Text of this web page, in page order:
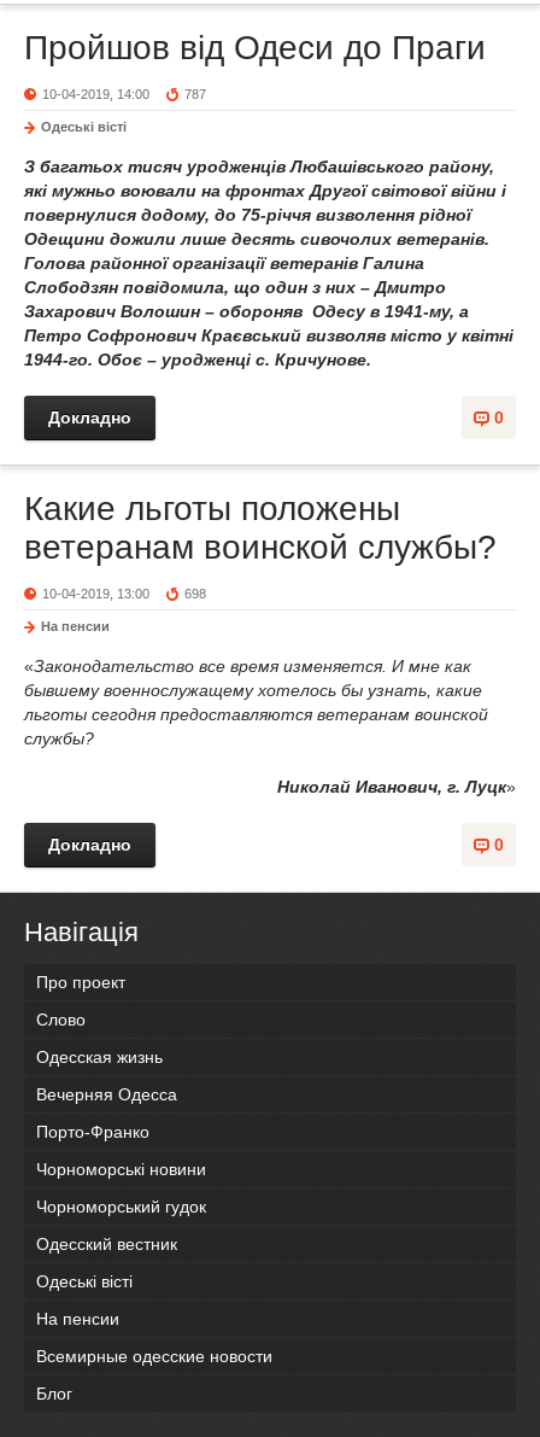
Пройшов від Одеси до Праги
10-04-2019, 14:00 787
Одеськi вiстi
З багатьох тисяч уродженців Любашівського району,
які мужньо воювали на фронтах Другої світової війни і
повернулися додому, до 75-річчя визволення рідної
Одещини дожили лише десять сивочолих ветеранів.
Голова районної організації ветеранів Галина
Слободзян повідомила, що один з них – Дмитро
Захарович Волошин – обороняв Одесу в 1941-му, а
Петро Софронович Краєвський визволяв місто у квітні
1944-го. Обоє – уродженці с. Кричунове.
0
Докладно
Какие льготы положены
ветеранам воинской службы?
10-04-2019, 13:00 698
На пенсии
«Законодательство все время изменяется. И мне как
бывшему военнослужащему хотелось бы узнать, какие
льготы сегодня предоставляются ветеранам воинской
службы?
Николай Иванович, г. Луцк»
0
Докладно
Навігація
Про проект
Слово
Одесская жизнь
Вечерняя Одесса
Порто-Франко
Чорноморські новини
Чорноморський гудок
Одесский вестник
Одеськi вiстi
На пенсии
Всемирные одесские новости
Блог